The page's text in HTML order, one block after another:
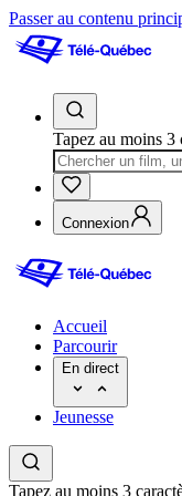
Passer au contenu
Tapez au moins 3
Connexion
Accueil
Parcourir
En direct
Jeunesse
Tapez au moins 3